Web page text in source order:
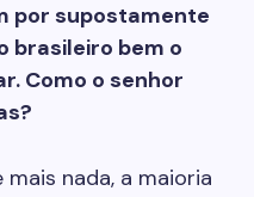
por supostamente
brasileiro bem o
Como o senhor
mais nada, a maioria